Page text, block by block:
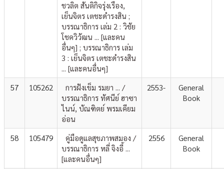
ชวลิต สันติกิจรุ่งเรือง,
เย็นจิตร เตชะดำรงสิน ;
บรรณาธิการ เล่ม 2 : วิชัย
โชควิวัฒน ... [และคน
อื่นๆ] ; บรรณาธิการ เล่ม
3 : เย็นจิตร เตชะดำรงสิน
... [และคนอื่นๆ]
57 105262
การฝังเข็ม รมยา ... /
บรรณาธิการ ทัศนีย์ ฮาซา
ไนน์, บัณฑิตย์ พรมเคียม
อ่อน
2553-
General
Book
58 105479
คู่มือดูแลสุขภาพสมอง /
บรรณาธิการ หลี่ จิงอี้ ...
[และคนอื่นๆ]
2556
General
Book